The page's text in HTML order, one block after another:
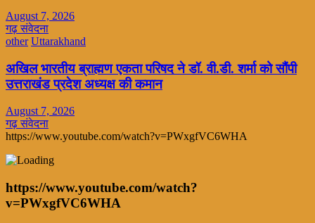
August 7, 2026
गढ़ संवेदना
other Uttarakhand
अखिल भारतीय ब्राह्मण एकता परिषद ने डॉ. वी.डी. शर्मा को सौंपी
उत्तराखंड प्रदेश अध्यक्ष की कमान
August 7, 2026
गढ़ संवेदना
https://www.youtube.com/watch?v=PWxgfVC6WHA
https://www.youtube.com/watch?
v=PWxgfVC6WHA